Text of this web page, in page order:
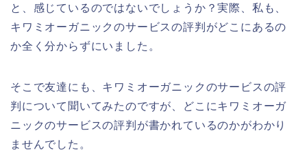
と、感じているのではないでしょうか？実際、私も、
キワミオーガニックのサービスの評判がどこにあるの
か全く分からずにいました。
そこで友達にも、キワミオーガニックのサービスの評
判について聞いてみたのですが、どこにキワミオーガ
ニックのサービスの評判が書かれているのかがわかり
ませんでした。